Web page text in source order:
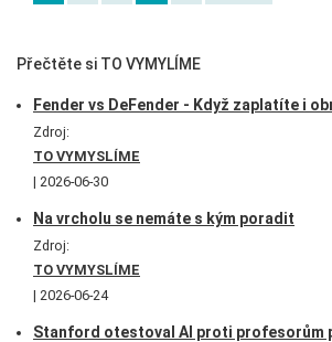
Přečtěte si TO VYMYLÍME
Fender vs DeFender - Když zaplatíte i
Zdroj:
TO VYMYSLÍME
2026-06-30
Na vrcholu se nemáte s kým poradit
Zdroj:
TO VYMYSLÍME
2026-06-24
Stanford otestoval AI proti profesorům